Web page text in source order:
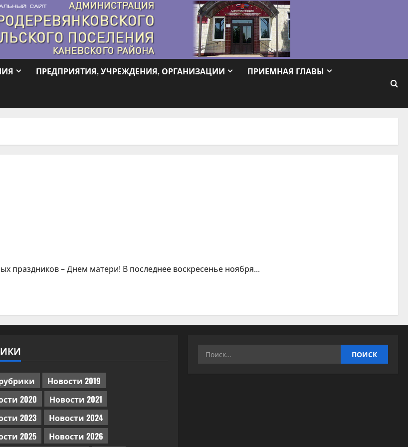
ПРЕДПРИЯТИЯ, УЧРЕЖДЕНИЯ, ОРГАНИЗАЦИИ ПРИЕМНАЯ ГЛАВЫ
праздников – Днем матери! В последнее воскресенье ноября...
Новости 2019
2020
Новости 2021
2023
Новости 2024
2025
Новости 2026
Найти: